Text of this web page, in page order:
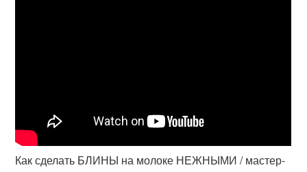
Как сделать БЛИНЫ на молоке НЕЖНЫМИ / мастер-